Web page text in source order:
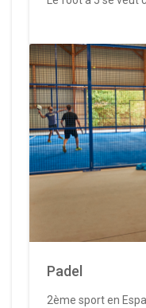
Padel
2ème sport en